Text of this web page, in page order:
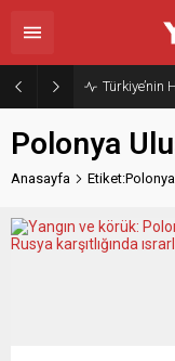
Polonya
Anasayfa